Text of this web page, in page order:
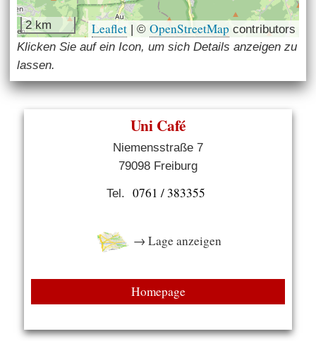
2 km Leaflet | © OpenStreetMap contributors
Klicken Sie auf ein Icon, um sich Details anzeigen zu
lassen.
Uni Café
Niemensstraße 7
79098 Freiburg
Tel. 0761 / 383355
→ Lage anzeigen
Homepage